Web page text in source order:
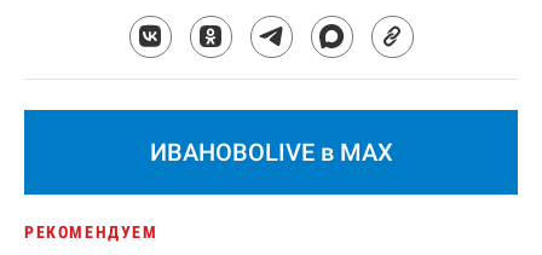
ИВАНОВОLIVE в MAX
РЕКОМЕНДУЕМ